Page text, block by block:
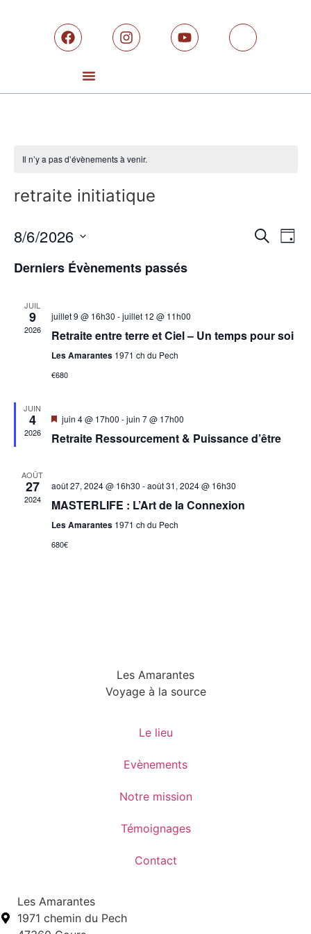
Il n’y a pas d’évènements à venir.
retraite initiatique
vues
JOUR
8/6/2026
une
date.
Derniers Évènements passés
JUIL
9
2026
juillet 9 @ 16h30 -juillet 12 @ 11h00
Retraite entre terre et Ciel – Un temps pour soi
Les Amarantes 1971 ch du Pech
€680
JUIN
4
2026
Mis
avant
juin 4 @ 17h00 -juin 7 @ 17h00
Retraite Ressourcement & Puissance d’être
AOÛT
27
2024
août 27, 2024 @ 16h30 -août 31, 2024 @ 16h30
MASTERLIFE : L’Art de la Connexion
Les Amarantes 1971 ch du Pech
680€
Les Amarantes
Voyage à la source
Le lieu
Evènements
Notre mission
Témoignages
Contact
Les Amarantes
1971 chemin du Pech